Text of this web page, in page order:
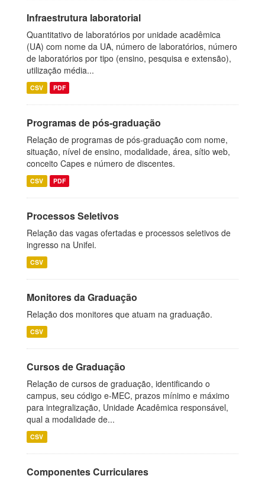
Infraestrutura laboratorial
Quantitativo de laboratórios por unidade acadêmica
(UA) com nome da UA, número de laboratórios, número
de laboratórios por tipo (ensino, pesquisa e extensão),
utilização média...
CSV PDF
Programas de pós-graduação
Relação de programas de pós-graduação com nome,
situação, nível de ensino, modalidade, área, sítio web,
conceito Capes e número de discentes.
CSV PDF
Processos Seletivos
Relação das vagas ofertadas e processos seletivos de
ingresso na Unifei.
CSV
Monitores da Graduação
Relação dos monitores que atuam na graduação.
CSV
Cursos de Graduação
Relação de cursos de graduação, identificando o
campus, seu código e-MEC, prazos mínimo e máximo
para integralização, Unidade Acadêmica responsável,
qual a modalidade de...
CSV
Componentes Curriculares